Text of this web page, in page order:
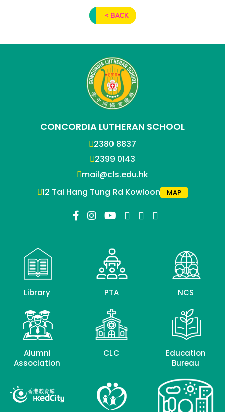
< BACK
CONCORDIA LUTHERAN SCHOOL
2380 8837
2399 0143
mail@cls.edu.hk
12 Tai Hang Tung Rd Kowloon
MAP
Library PTA NCS
Alumni
Association
CLC
Education
Bureau